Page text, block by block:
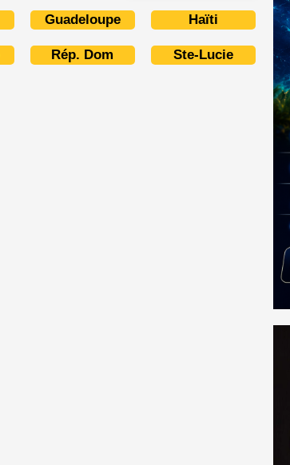
Guadeloupe Haïti
Rép. Dom Ste-Lucie